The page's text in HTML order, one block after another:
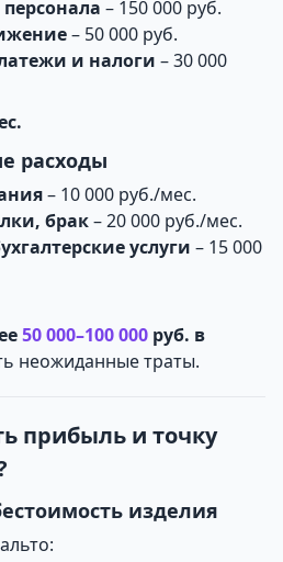
– 150 000 руб.
– 50 000 руб.
и налоги – 30 000
расходы
– 10 000 руб./мес.
брак– 20 000 руб./мес.
услуги – 15 000
50 000–100 000 руб. в
неожиданные траты.
прибыль и точку
изделия